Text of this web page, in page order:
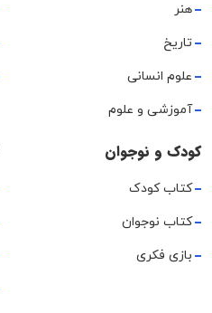
هنر
تاریخ
علوم انسانی
آموزشی و علوم
کودک و نوجوان
کتاب کودک
کتاب نوجوان
بازی فکری